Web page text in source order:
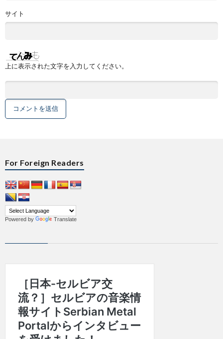
サイト
上に表示された文字を入力してください。
For Foreign Readers
Powered by Translate